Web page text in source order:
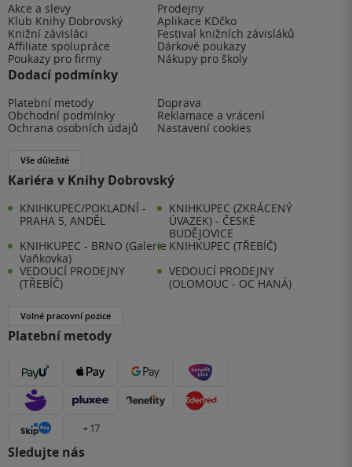
Akce a slevy
Prodejny
Klub Knihy Dobrovský
Aplikace KDčko
Knižní závisláci
Festival knižních závisláků
Affiliate spolupráce
Dárkové poukazy
Poukazy pro firmy
Nákupy pro školy
Dodací podmínky
Platební metody
Doprava
Obchodní podmínky
Reklamace a vrácení
Ochrana osobních údajů
Nastavení cookies
Vše důležité
Kariéra v Knihy Dobrovský
KNIHKUPEC/POKLADNÍ -
PRAHA 5, ANDĚL
KNIHKUPEC (ZKRÁCENÝ
ÚVAZEK) - ČESKÉ
BUDĚJOVICE
KNIHKUPEC - BRNO (Galerie
Vaňkovka)
KNIHKUPEC (TŘEBÍČ)
VEDOUCÍ PRODEJNY
(TŘEBÍČ)
VEDOUCÍ PRODEJNY
(OLOMOUC - OC HANÁ)
Volné pracovní pozice
Platební metody
+ 17
Sledujte nás